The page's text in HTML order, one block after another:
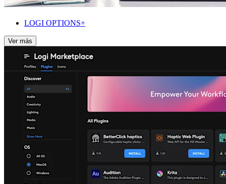
LOGI OPTIONS+
Ver más